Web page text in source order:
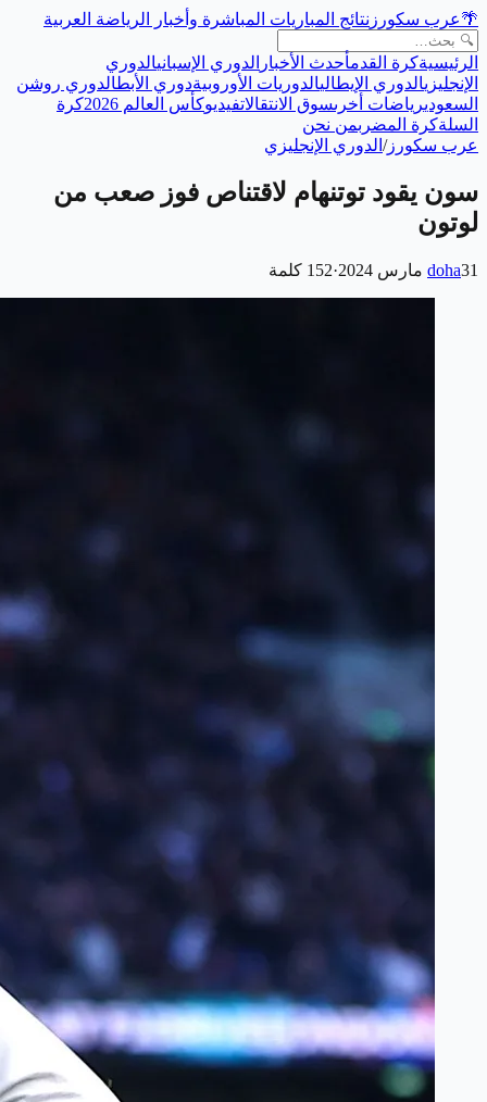
🌴عرب سكورز نتائج المباريات المباشرة وأخبار الرياضة العربية
الرئيسيةكرة القدمأحدث الأخبار الدوري الإسبانيالدوري
الإنجليزيالدوري الإيطاليالدوريات الأوروبيةدوري الأبطالدوري روشن
السعوديرياضات أخرىسوق الانتقالاتفيديوكأس العالم 2026
كرة
السلةكرة المضربمن نحن
عرب سكورز/ الدوري الإنجليزي
سون يقود توتنهام لاقتناص فوز صعب من
لوتون
doha31 مارس 2024 ·
152 كلمة